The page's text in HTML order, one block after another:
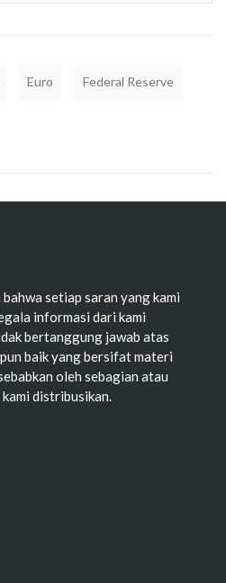
Euro Federal Reserve
setiap saran yang kami
informasi dari kami
bertanggung jawab atas
baik yang bersifat materi
oleh sebagian atau
distribusikan.